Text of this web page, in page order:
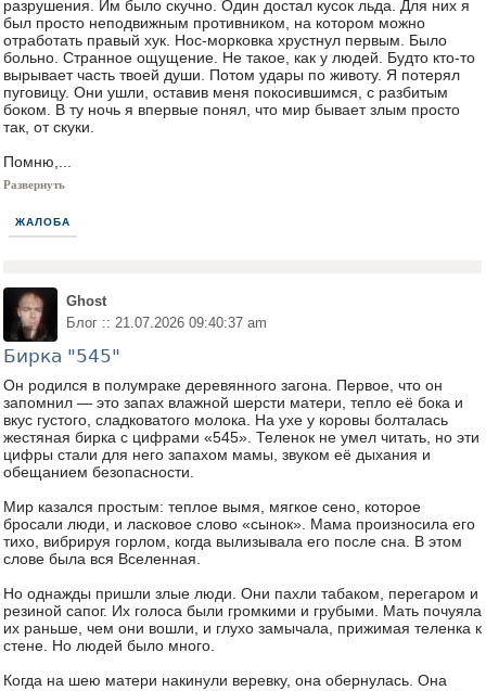
разрушения. Им было скучно. Один достал кусок льда. Для них я
был просто неподвижным противником, на котором можно
отработать правый хук. Нос-морковка хрустнул первым. Было
больно. Странное ощущение. Не такое, как у людей. Будто кто-то
вырывает часть твоей души. Потом удары по животу. Я потерял
пуговицу. Они ушли, оставив меня покосившимся, с разбитым
боком. В ту ночь я впервые понял, что мир бывает злым просто
так, от скуки.
Помню,...
Развернуть
ЖАЛОБА
Ghost
Блог :: 21.07.2026 09:40:37 am
Бирка "545"
Он родился в полумраке деревянного загона. Первое, что он
запомнил — это запах влажной шерсти матери, тепло её бока и
вкус густого, сладковатого молока. На ухе у коровы болталась
жестяная бирка с цифрами «545». Теленок не умел читать, но эти
цифры стали для него запахом мамы, звуком её дыхания и
обещанием безопасности.
Мир казался простым: теплое вымя, мягкое сено, которое
бросали люди, и ласковое слово «сынок». Мама произносила его
тихо, вибрируя горлом, когда вылизывала его после сна. В этом
слове была вся Вселенная.
Но однажды пришли злые люди. Они пахли табаком, перегаром и
резиной сапог. Их голоса были громкими и грубыми. Мать почуяла
их раньше, чем они вошли, и глухо замычала, прижимая теленка к
стене. Но людей было много.
Когда на шею матери накинули веревку, она обернулась. Она